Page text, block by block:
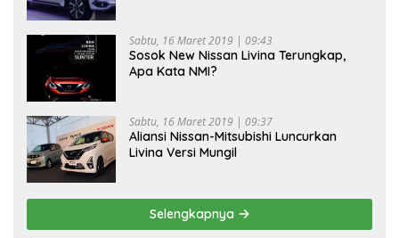
Sabtu, 16 Maret 2019 | 09:43
Sosok New Nissan Livina Terungkap,
Apa Kata NMI?
Sabtu, 16 Maret 2019 | 09:37
Aliansi Nissan-Mitsubishi Luncurkan
Livina Versi Mungil
Selengkapnya